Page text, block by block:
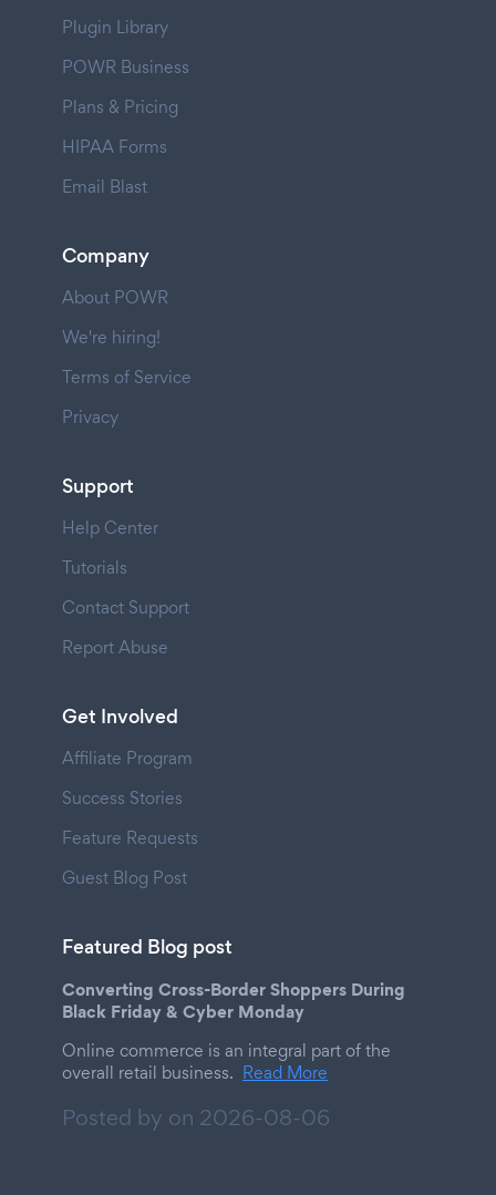
Plugin Library
POWR Business
Plans & Pricing
HIPAA Forms
Email Blast
Company
About POWR
We're hiring!
Terms of Service
Privacy
Support
Help Center
Tutorials
Contact Support
Report Abuse
Get Involved
Affiliate Program
Success Stories
Feature Requests
Guest Blog Post
Featured Blog post
Converting Cross-Border Shoppers During
Black Friday & Cyber Monday
Online commerce is an integral part of the
overall retail business. Read More
Posted by on 2026-08-06